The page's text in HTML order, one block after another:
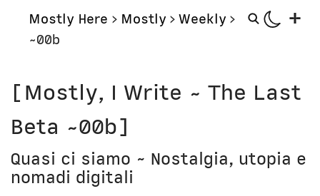
Mostly Here > Mostly > Weekly >
~00b
+
Mostly
Mostly Friends
Mostly Weekly
Storie
Aerei
Libri
[Mostly, I Write ~ The Last
Beta ~00b]
Quasi ci siamo ~ Nostalgia, utopia e
nomadi digitali